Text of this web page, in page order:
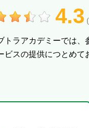
4.3
トラアカデミーでは
ビスの提供につとめて